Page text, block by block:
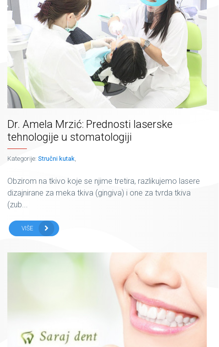
Dr. Amela Mrzić: Prednosti laserske
tehnologije u stomatologiji
Kategorije: Stručni kutak,
Obzirom na tkivo koje se njime tretira, razlikujemo lasere
dizajnirane za meka tkiva (gingiva) i one za tvrda tkiva
(zub...
VIŠE